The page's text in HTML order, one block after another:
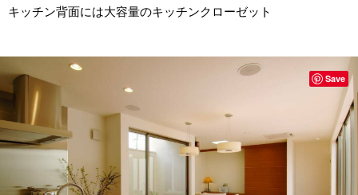
キッチン背面には大容量のキッチンクローゼット
Save